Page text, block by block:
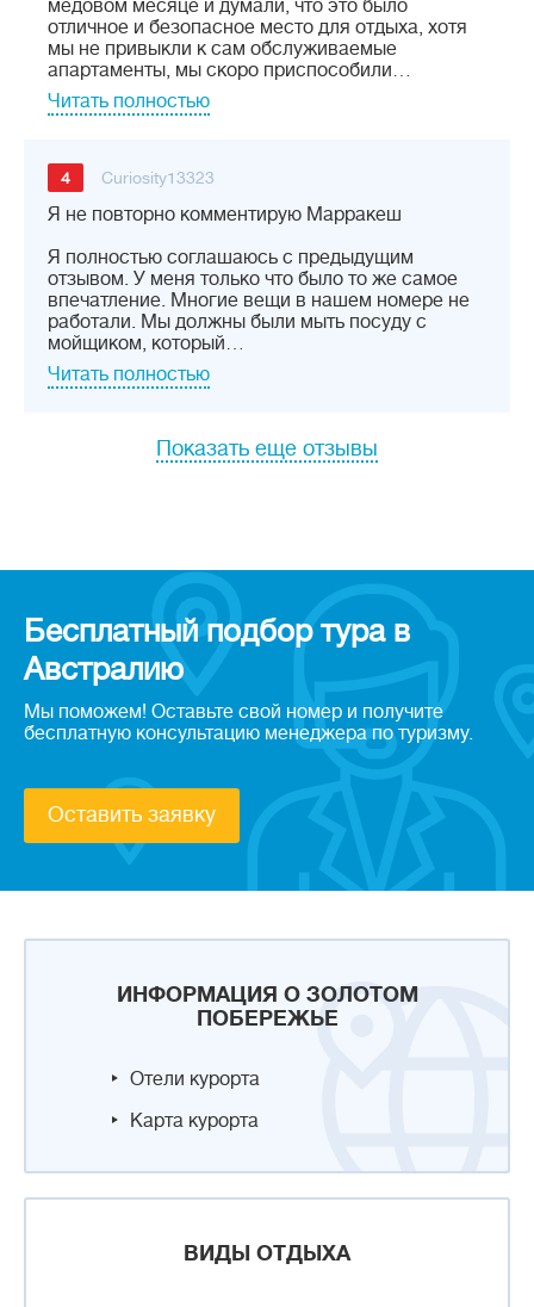
ИНФОРМАЦИЯ О ЗОЛОТОМ
ПОБЕРЕЖЬЕ
Отели курорта
Карта курорта
ВИДЫ ОТДЫХА
медовом месяце и думали, что это было
отличное и безопасное место для отдыха, хотя
мы не привыкли к сам обслуживаемые
апартаменты, мы скоро приспособили…
Читать полностью
4 Curiosity13323
Я не повторно комментирую Марракеш
Я полностью соглашаюсь с предыдущим
отзывом. У меня только что было то же самое
впечатление. Многие вещи в нашем номере не
работали. Мы должны были мыть посуду с
мойщиком, который…
Читать полностью
Показать еще отзывы
Бесплатный подбор тура в
Австралию
Мы поможем! Оставьте свой номер и получите
бесплатную консультацию менеджера по туризму.
Оставить заявку